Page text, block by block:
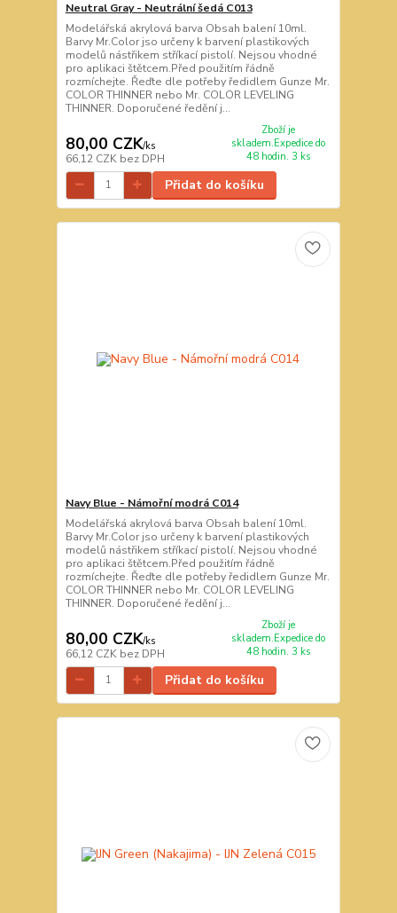
Neutral Gray - Neutrální šedá C013
Modelářská akrylová barva Obsah balení 10ml.
Barvy Mr.Color jso určeny k barvení plastikových
modelů nástřikem stříkací pistolí. Nejsou vhodné
pro aplikaci štětcem.Před použitím řádně
rozmíchejte. Řeďte dle potřeby ředidlem Gunze Mr.
COLOR THINNER nebo Mr. COLOR LEVELING
THINNER. Doporučené ředění j...
80,00 CZK/ks
66,12 CZK bez DPH
Zboží je
skladem.Expedice do
48 hodin. 3 ks
Přidat do košíku
Navy Blue - Námořní modrá C014
Modelářská akrylová barva Obsah balení 10ml.
Barvy Mr.Color jso určeny k barvení plastikových
modelů nástřikem stříkací pistolí. Nejsou vhodné
pro aplikaci štětcem.Před použitím řádně
rozmíchejte. Řeďte dle potřeby ředidlem Gunze Mr.
COLOR THINNER nebo Mr. COLOR LEVELING
THINNER. Doporučené ředění j...
80,00 CZK/ks
66,12 CZK bez DPH
Zboží je
skladem.Expedice do
48 hodin. 3 ks
Přidat do košíku